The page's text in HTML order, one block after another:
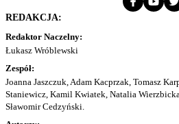
REDAKCJA:
Redaktor Naczelny:
Łukasz Wróblewski
Zespół:
Joanna Jaszczuk, Adam Kacprzak, Tomasz
Staniewicz, Kamil Kwiatek, Natalia
Sławomir Cedzyński.